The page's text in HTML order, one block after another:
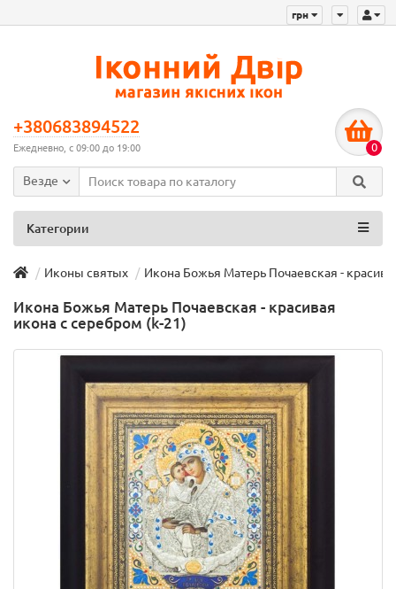
грн
+380683894522
Ежедневно, с 09:00 до 19:00 0
Везде
Категории
Иконы святых Икона Божья Матерь Почаевская -
Икона Божья Матерь Почаевская - красивая
икона с серебром (k-21)